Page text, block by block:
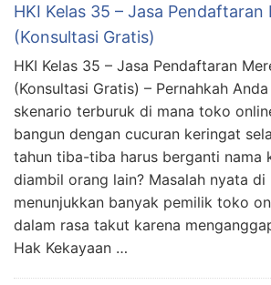
HKI Kelas 35 – Jasa Pendaftaran
(Konsultasi Gratis)
HKI Kelas 35 – Jasa Pendaftaran
(Konsultasi Gratis) – Pernahkah
skenario terburuk di mana toko
bangun dengan cucuran keringat
tahun tiba-tiba harus berganti nama
diambil orang lain? Masalah nyata di
menunjukkan banyak pemilik toko
dalam rasa takut karena
Hak Kekayaan …